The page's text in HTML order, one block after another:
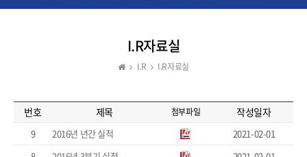
I.R자료실
I.R I.R자료실
번호 제목 첨부파일 작성일자
9 2016년 년간 실적
2021-02-01